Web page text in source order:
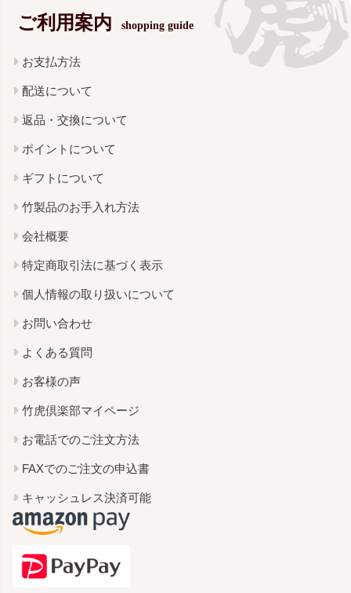
ご利用案内 shopping guide
お支払方法
配送について
返品・交換について
ポイントについて
ギフトについて
竹製品のお手入れ方法
会社概要
特定商取引法に基づく表示
個人情報の取り扱いについて
お問い合わせ
よくある質問
お客様の声
竹虎倶楽部マイページ
お電話でのご注文方法
FAXでのご注文の申込書
キャッシュレス決済可能